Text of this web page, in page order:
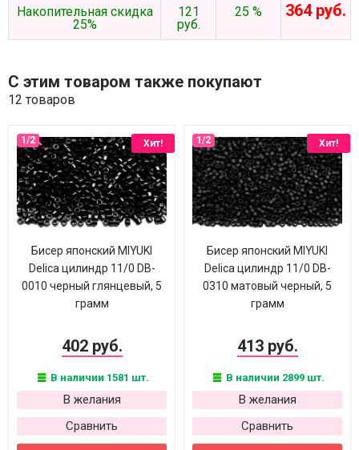
Накопительная скидка
25%
121
руб.
25 % 364 руб.
С этим товаром также покупают
12 товаров
Хит!
Бисер японский MIYUKI
Delica цилиндр 11/0 DB-
0010 черный глянцевый, 5
грамм
402 руб.
В наличии 1581 шт.
В желания
Сравнить
Хит!
Бисер японский MIYUKI
Delica цилиндр 11/0 DB-
0310 матовый черный, 5
грамм
413 руб.
В наличии 2899 шт.
В желания
Сравнить